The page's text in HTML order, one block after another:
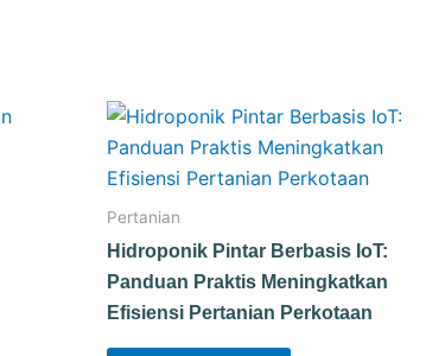
Pertanian
Hidroponik Pintar Berbasis IoT:
Panduan Praktis Meningkatkan
Efisiensi Pertanian Perkotaan